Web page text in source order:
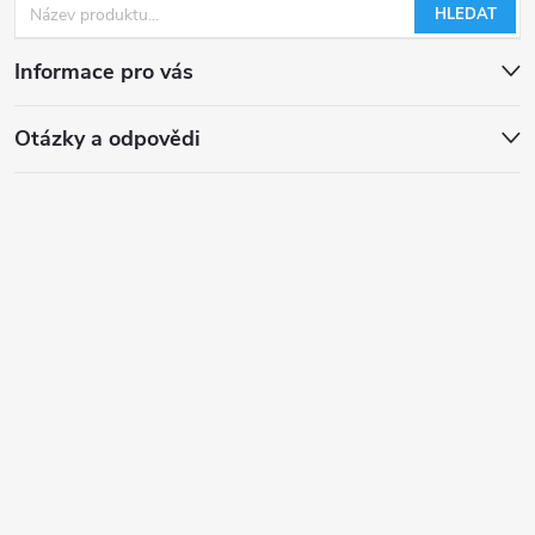
HLEDAT
Informace pro vás
Otázky a odpovědi